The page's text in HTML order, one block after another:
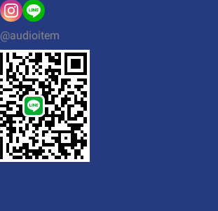
@audioitem